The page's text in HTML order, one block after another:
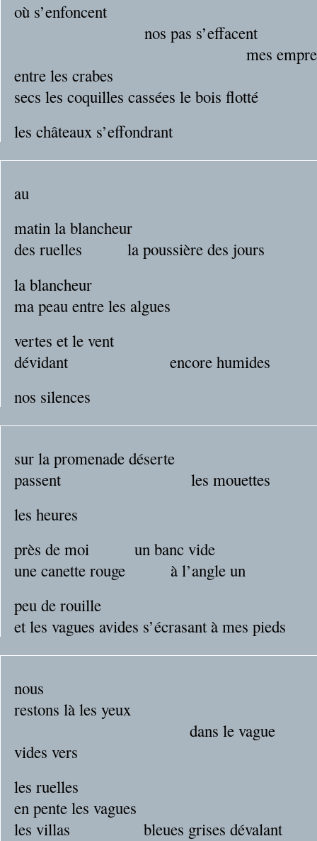
où s’enfoncent
nos pas s’effacent
mes
entre les crabes
secs les coquilles cassées le bois flotté
les châteaux s’effondrant
au
matin la blancheur
des ruelles la poussière des jours
la blancheur
ma peau entre les algues
vertes et le vent
dévidant encore humides
nos silences
sur la promenade déserte
passent les mouettes
les heures
près de moi un banc vide
une canette rouge à l’angle un
peu de rouille
et les vagues avides s’écrasant à mes pieds
nous
restons là les yeux
dans le vague
vides vers
les ruelles
en pente les vagues
les villas bleues grises dévalant